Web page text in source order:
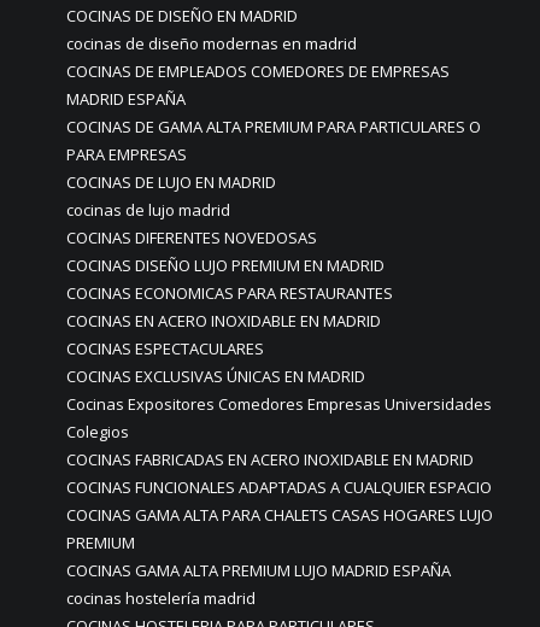
COCINAS DE DISEÑO EN MADRID
cocinas de diseño modernas en madrid
COCINAS DE EMPLEADOS COMEDORES DE EMPRESAS
MADRID ESPAÑA
COCINAS DE GAMA ALTA PREMIUM PARA PARTICULARES O
PARA EMPRESAS
COCINAS DE LUJO EN MADRID
cocinas de lujo madrid
COCINAS DIFERENTES NOVEDOSAS
COCINAS DISEÑO LUJO PREMIUM EN MADRID
COCINAS ECONOMICAS PARA RESTAURANTES
COCINAS EN ACERO INOXIDABLE EN MADRID
COCINAS ESPECTACULARES
COCINAS EXCLUSIVAS ÚNICAS EN MADRID
Cocinas Expositores Comedores Empresas Universidades
Colegios
COCINAS FABRICADAS EN ACERO INOXIDABLE EN MADRID
COCINAS FUNCIONALES ADAPTADAS A CUALQUIER ESPACIO
COCINAS GAMA ALTA PARA CHALETS CASAS HOGARES LUJO
PREMIUM
COCINAS GAMA ALTA PREMIUM LUJO MADRID ESPAÑA
cocinas hostelería madrid